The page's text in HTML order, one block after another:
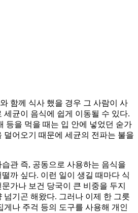
함께 식사 했을 경우 그 사람이 사
세균이 음식에 쉽게 이동될 수 있다.
등을 먹을 때는 입 안에 넣었던 숟가
덜어오기 때문에 세균의 전파는 불을
관 즉, 공동으로 사용하는 음식을
까 싶다. 이런 일이 생길 때마다 식
가나 보건 당국이 큰 비중을 두지
넘기곤 해왔다. 그러나 이제 한 그릇
게나 주걱 등의 도구를 사용해 개인